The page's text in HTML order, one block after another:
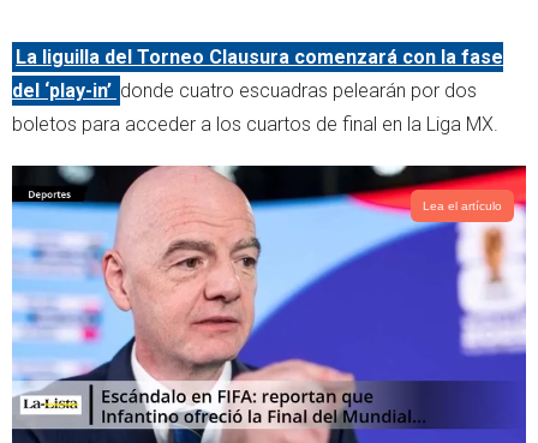
i
t
t
e
r
a
t
s
a
p
p
La liguilla del Torneo Clausura comenzará con la fase
del ‘play-in’ donde cuatro escuadras pelearán por dos
boletos para acceder a los cuartos de final en la Liga MX.
Lea el artículo